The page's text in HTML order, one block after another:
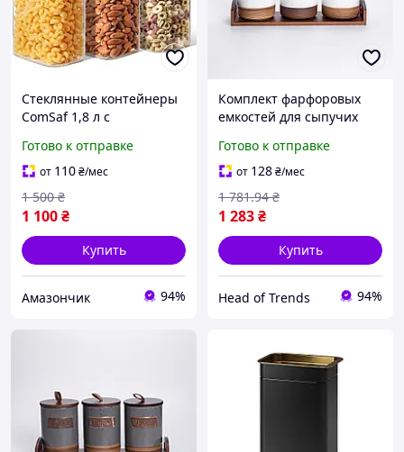
Стеклянные контейнеры
ComSaf 1,8 л с
прямоугольные
прозрачные банки для
сахара, кофе, круп,
макарон
Готово к отправке
от 110₴/мес
1 100₴
1 500 ₴
Купить
Амазончик 94%
Комплект фарфоровых
емкостей для сыпучих
крышками набор банок
для сыпучих Банки
Красивые Бежевые
Готово к отправке
от 128₴/мес
1 283₴
1 781.94 ₴
Купить
Head of Trends 94%